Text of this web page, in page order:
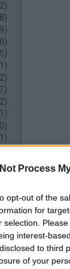
Process
opt-out of the
for
selection.
interest-
to third
of your
)
8)
9)
)
5)
1 )
2)
7)
)
)
)
)
...